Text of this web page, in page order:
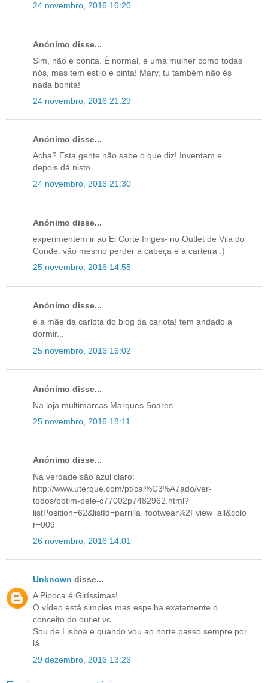
24 novembro, 2016 16:20
Anónimo disse...
Sim, não é bonita. É normal, é uma mulher como todas
nós, mas tem estilo e pinta! Mary, tu também não és
nada bonita!
24 novembro, 2016 21:29
Anónimo disse...
Acha? Esta gente não sabe o que diz! Inventam e
depois dá nisto..
24 novembro, 2016 21:30
Anónimo disse...
experimentem ir ao El Corte Inlges- no Outlet de Vila do
Conde. vão mesmo perder a cabeça e a carteira :)
25 novembro, 2016 14:55
Anónimo disse...
é a mãe da carlota do blog da carlota! tem andado a
dormir...
25 novembro, 2016 16:02
Anónimo disse...
Na loja multimarcas Marques Soares
25 novembro, 2016 18:11
Anónimo disse...
Na verdade são azul claro:
http://www.uterque.com/pt/cal%C3%A7ado/ver-
todos/botim-pele-c77002p7482962.html?
listPosition=62&listId=parrilla_footwear%2Fview_all&colo
r=009
26 novembro, 2016 14:01
Unknown disse...
A Pipoca é Giríssimas!
O vídeo está simples mas espelha exatamente o
conceito do outlet vc.
Sou de Lisboa e quando vou ao norte passo sempre por
lá.
29 dezembro, 2016 13:26